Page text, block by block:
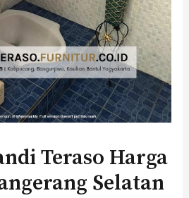
Teraso Harga
Selatan